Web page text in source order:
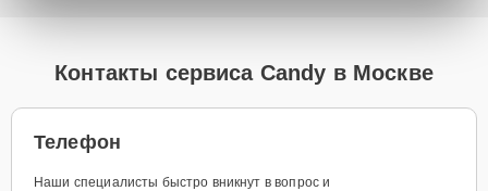
Контакты сервиса Candy в Москве
Телефон
Наши специалисты быстро вникнут в вопрос и